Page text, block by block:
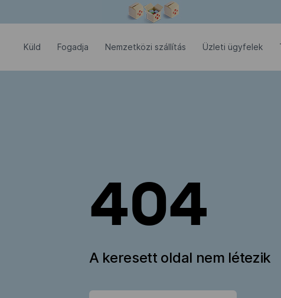
Küld Fogadja Nemzetközi szállítás Üzleti ügyfelek
404
A keresett oldal nem létezik